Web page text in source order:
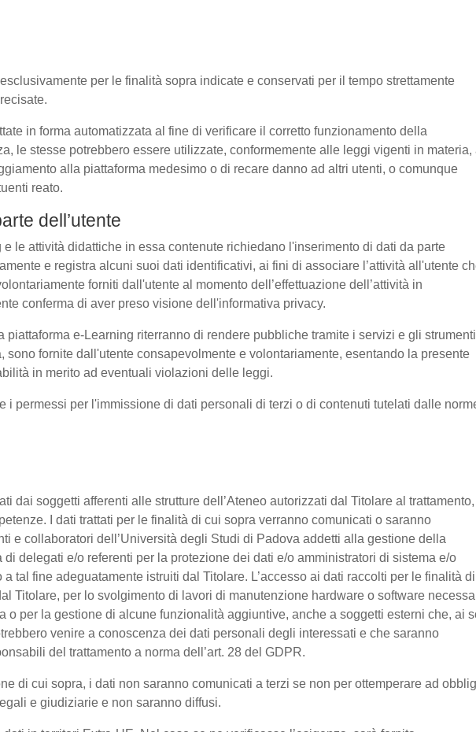
per le finalità sopra indicate e conservati per il tempo strettamente
in forma automatizzata al fine di verificare il corretto funzionamento della
le stesse potrebbero essere utilizzate, conformemente alle leggi vigenti in materia,
alla piattaforma medesimo o di recare danno ad altri utenti, o comunque
reato.
dell’utente
le attività didattiche in essa contenute richiedano l'inserimento di dati da parte
e registra alcuni suoi dati identificativi, ai fini di associare l’attività all'utente
forniti dall'utente al momento dell’effettuazione dell’attività in
conferma di aver preso visione dell'informativa privacy.
piattaforma e-Learning riterranno di rendere pubbliche tramite i servizi e gli strumenti
sono fornite dall'utente consapevolmente e volontariamente, esentando la presente
in merito ad eventuali violazioni delle leggi.
i permessi per l'immissione di dati personali di terzi o di contenuti tutelati dalle
dai soggetti afferenti alle strutture dell’Ateneo autorizzati dal Titolare al
I dati trattati per le finalità di cui sopra verranno comunicati o saranno
e collaboratori dell’Università degli Studi di Padova addetti alla gestione della
delegati e/o referenti per la protezione dei dati e/o amministratori di sistema e/o
tal fine adeguatamente istruiti dal Titolare. L’accesso ai dati raccolti per le finalità di
Titolare, per lo svolgimento di lavori di manutenzione hardware o software
o per la gestione di alcune funzionalità aggiuntive, anche a soggetti esterni che, ai
venire a conoscenza dei dati personali degli interessati e che saranno
del trattamento a norma dell’art. 28 del GDPR.
di cui sopra, i dati non saranno comunicati a terzi se non per ottemperare ad
e giudiziarie e non saranno diffusi.